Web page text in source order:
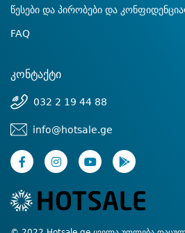
წესები და პირობები და
FAQ
კონტაქტი
032 2 19 44 88
info@hotsale.ge